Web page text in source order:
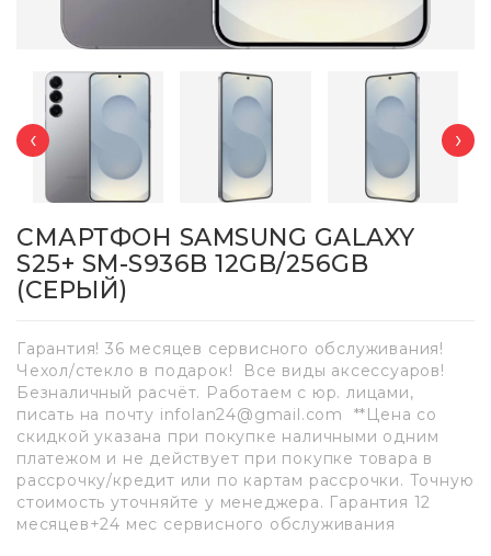
‹ ›
СМАРТФОН SAMSUNG GALAXY
S25+ SM-S936B 12GB/256GB
(СЕРЫЙ)
Гарантия! 36 месяцев сервисного обслуживания!
Чехол/стекло в подарок! Все виды аксессуаров!
Безналичный расчёт. Работаем с юр. лицами,
писать на почту infolan24@gmail.com **Цена со
скидкой указана при покупке наличными одним
платежом и не действует при покупке товара в
рассрочку/кредит или по картам рассрочки. Точную
стоимость уточняйте у менеджера. Гарантия 12
месяцев+24 мес сервисного обслуживания